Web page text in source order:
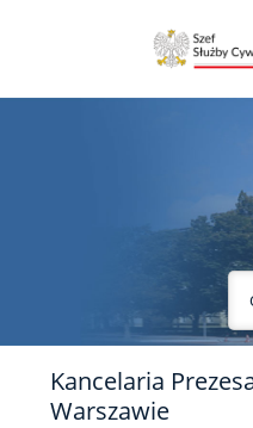
Kancelaria
Warszawie